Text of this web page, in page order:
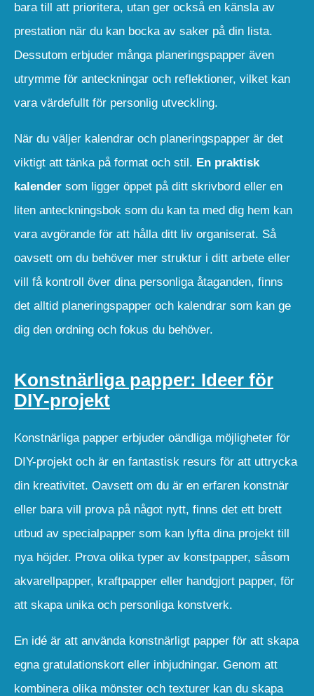
bara till att prioritera, utan ger också en känsla av
prestation när du kan bocka av saker på din lista.
Dessutom erbjuder många planeringspapper även
utrymme för anteckningar och reflektioner, vilket kan
vara värdefullt för personlig utveckling.
När du väljer kalendrar och planeringspapper är det
viktigt att tänka på format och stil. En praktisk
kalender som ligger öppet på ditt skrivbord eller en
liten anteckningsbok som du kan ta med dig hem kan
vara avgörande för att hålla ditt liv organiserat. Så
oavsett om du behöver mer struktur i ditt arbete eller
vill få kontroll över dina personliga åtaganden, finns
det alltid planeringspapper och kalendrar som kan ge
dig den ordning och fokus du behöver.
Konstnärliga papper: Ideer för
DIY-projekt
Konstnärliga papper erbjuder oändliga möjligheter för
DIY-projekt och är en fantastisk resurs för att uttrycka
din kreativitet. Oavsett om du är en erfaren konstnär
eller bara vill prova på något nytt, finns det ett brett
utbud av specialpapper som kan lyfta dina projekt till
nya höjder. Prova olika typer av konstpapper, såsom
akvarellpapper, kraftpapper eller handgjort papper, för
att skapa unika och personliga konstverk.
En idé är att använda konstnärligt papper för att skapa
egna gratulationskort eller inbjudningar. Genom att
kombinera olika mönster och texturer kan du skapa